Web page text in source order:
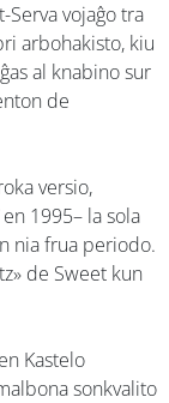
vojaĝo tra
arbohakisto, kiu
al knabino sur
de
versio,
en 1995– la sola
nia frua periodo.
de Sweet kun
Kastelo
sonkvalito